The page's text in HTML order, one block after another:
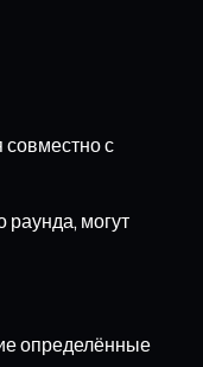
с
раунда, могут
определённые